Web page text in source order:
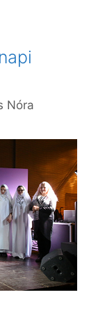
Nóra